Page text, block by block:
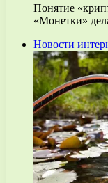
Понятие
«Монетки»
Новости